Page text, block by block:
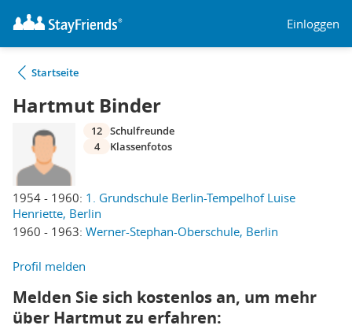
Einloggen
Startseite
Hartmut Binder
1954 - 1960: 1. Grundschule Berlin-Tempelhof Luise
Henriette, Berlin
1960 - 1963: Werner-Stephan-Oberschule, Berlin
12 Schulfreunde
4
Klassenfotos
Profil melden
Melden Sie sich kostenlos an, um mehr
über Hartmut zu erfahren: